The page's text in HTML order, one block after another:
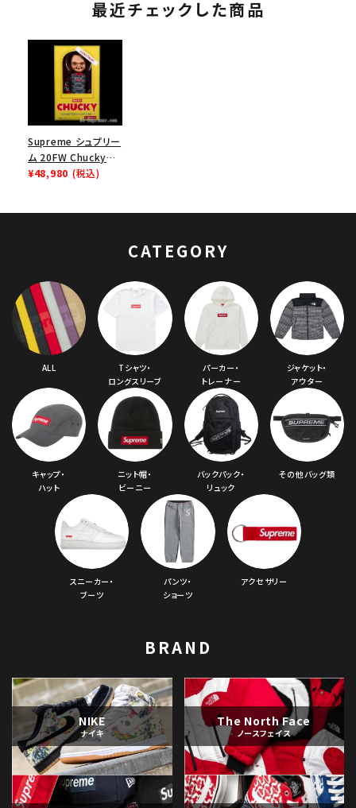
最近チェックした商品
Supreme シュプリー
ム 20FW Chucky
Doll チャッキードー
¥48,980 (税込)
CATEGORY
ALL
Tシャツ・
ロングスリーブ
パーカー・
トレーナー
ジャケット・
アウター
キャップ・
ハット
ニット帽・
ビーニー
バックパック・
リュック
その他バッグ類
スニーカー・
ブーツ
パンツ・
ショーツ
アクセサリー
BRAND
NIKE
ナイキ
The North Face
ノースフェイス